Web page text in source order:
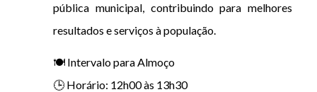
pública municipal, contribuindo para melhores
resultados e serviços à população.
🍽️ Intervalo para Almoço
🕒 Horário: 12h00 às 13h30